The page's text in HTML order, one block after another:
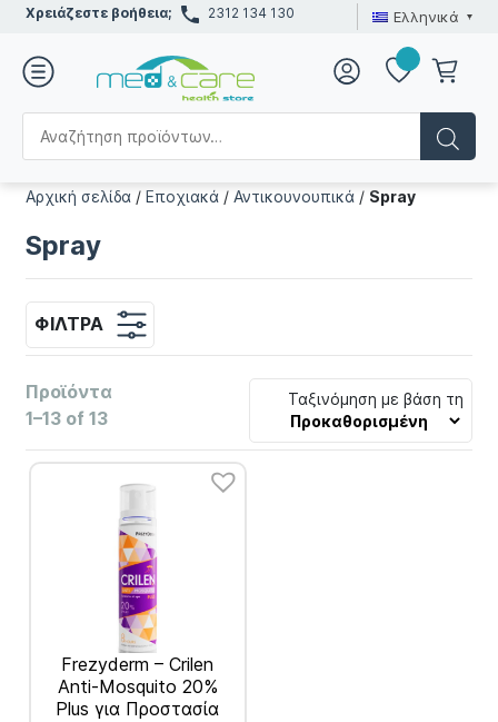
Χρειάζεστε βοήθεια; 2312 134 130 Ελληνικά
Αρχική σελίδα /Εποχιακά /Αντικουνουπικά / Spray
Spray
ΦΊΛΤΡΑ
Προϊόντα
1–13 of 13
Ταξινόμηση με βάση τη
Frezyderm – Crilen
Anti-Mosquito 20%
Plus για Προστασία